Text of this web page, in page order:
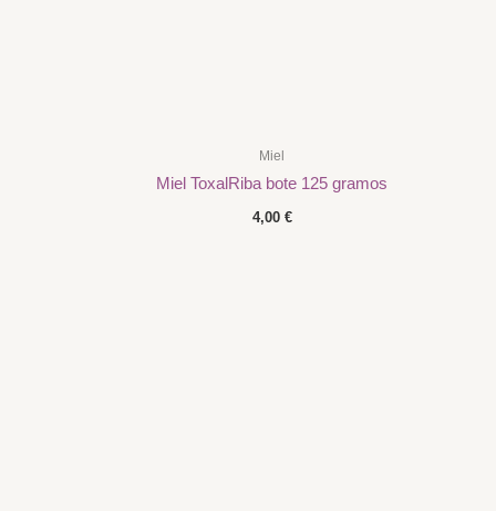
Miel
Miel ToxalRiba bote 125 gramos
4,00 €